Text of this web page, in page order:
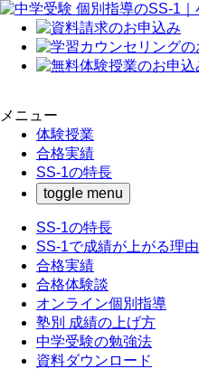
メニュー
体験授業
合格実績
SS-1の特長
toggle menu
SS-1の特長
SS-1で成績が上がる理由
合格実績
合格体験談
オンライン個別指導
塾別 成績の上げ方
中学受験の勉強法
資料ダウンロード